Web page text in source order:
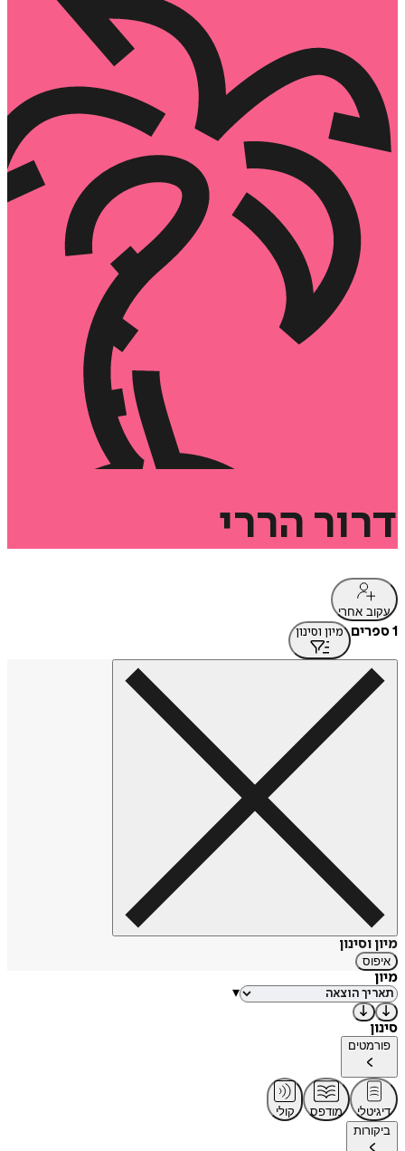
דרור הררי
עקוב אחרי
1 ספרים מיון וסינון
מיון וסינון
איפוס
מיון
▾
סינון
פורמטים
דיגיטלי מודפס
קולי
ביקורות